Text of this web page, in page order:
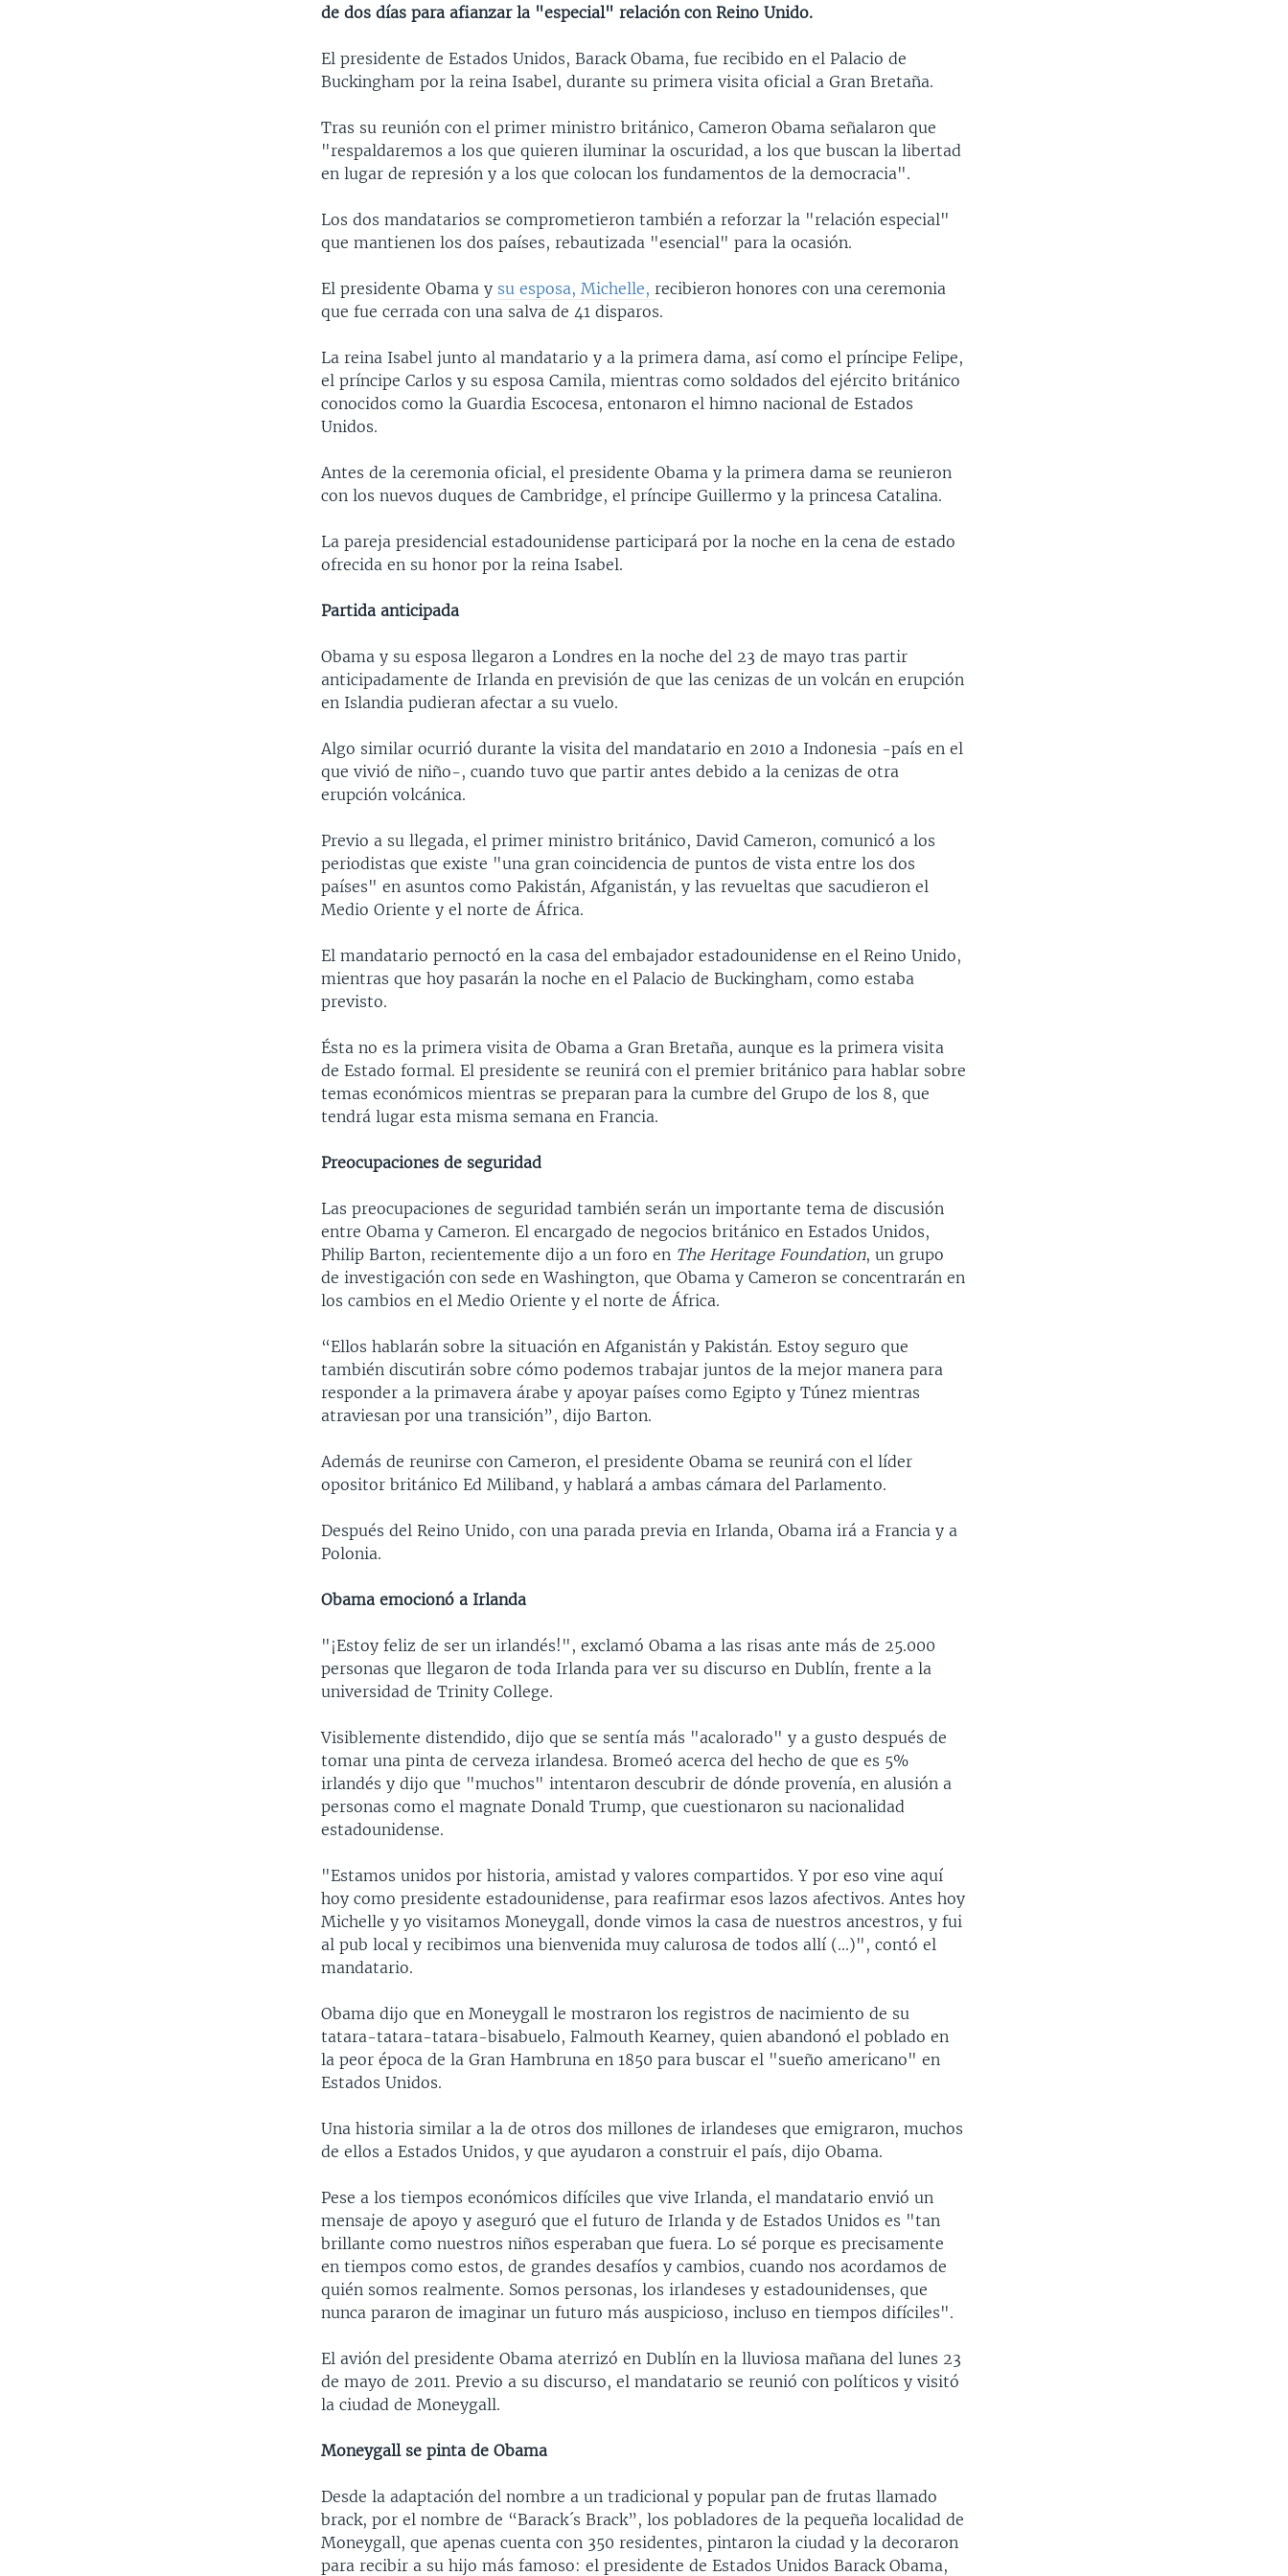
de dos días para afianzar la "especial" relación con Reino Unido.
El presidente de Estados Unidos, Barack Obama, fue recibido en el Palacio de
Buckingham por la reina Isabel, durante su primera visita oficial a Gran Bretaña.
Tras su reunión con el primer ministro británico, Cameron Obama señalaron que
"respaldaremos a los que quieren iluminar la oscuridad, a los que buscan la libertad
en lugar de represión y a los que colocan los fundamentos de la democracia".
Los dos mandatarios se comprometieron también a reforzar la "relación especial"
que mantienen los dos países, rebautizada "esencial" para la ocasión.
El presidente Obama y su esposa, Michelle,recibieron honores con una ceremonia
que fue cerrada con una salva de 41 disparos.
La reina Isabel junto al mandatario y a la primera dama, así como el príncipe Felipe,
el príncipe Carlos y su esposa Camila, mientras como soldados del ejército británico
conocidos como la Guardia Escocesa, entonaron el himno nacional de Estados
Unidos.
Antes de la ceremonia oficial, el presidente Obama y la primera dama se reunieron
con los nuevos duques de Cambridge, el príncipe Guillermo y la princesa Catalina.
La pareja presidencial estadounidense participará por la noche en la cena de estado
ofrecida en su honor por la reina Isabel.
Partida anticipada
Obama y su esposa llegaron a Londres en la noche del 23 de mayo tras partir
anticipadamente de Irlanda en previsión de que las cenizas de un volcán en erupción
en Islandia pudieran afectar a su vuelo.
Algo similar ocurrió durante la visita del mandatario en 2010 a Indonesia -país en el
que vivió de niño-, cuando tuvo que partir antes debido a la cenizas de otra
erupción volcánica.
Previo a su llegada, el primer ministro británico, David Cameron, comunicó a los
periodistas que existe "una gran coincidencia de puntos de vista entre los dos
países" en asuntos como Pakistán, Afganistán, y las revueltas que sacudieron el
Medio Oriente y el norte de África.
El mandatario pernoctó en la casa del embajador estadounidense en el Reino Unido,
mientras que hoy pasarán la noche en el Palacio de Buckingham, como estaba
previsto.
Ésta no es la primera visita de Obama a Gran Bretaña, aunque es la primera visita
de Estado formal. El presidente se reunirá con el premier británico para hablar sobre
temas económicos mientras se preparan para la cumbre del Grupo de los 8, que
tendrá lugar esta misma semana en Francia.
Preocupaciones de seguridad
Las preocupaciones de seguridad también serán un importante tema de discusión
entre Obama y Cameron. El encargado de negocios británico en Estados Unidos,
Philip Barton, recientemente dijo a un foro en The Heritage Foundation, un grupo
de investigación con sede en Washington, que Obama y Cameron se concentrarán en
los cambios en el Medio Oriente y el norte de África.
“Ellos hablarán sobre la situación en Afganistán y Pakistán. Estoy seguro que
también discutirán sobre cómo podemos trabajar juntos de la mejor manera para
responder a la primavera árabe y apoyar países como Egipto y Túnez mientras
atraviesan por una transición”, dijo Barton.
Además de reunirse con Cameron, el presidente Obama se reunirá con el líder
opositor británico Ed Miliband, y hablará a ambas cámara del Parlamento.
Después del Reino Unido, con una parada previa en Irlanda, Obama irá a Francia y a
Polonia.
Obama emocionó a Irlanda
"¡Estoy feliz de ser un irlandés!", exclamó Obama a las risas ante más de 25.000
personas que llegaron de toda Irlanda para ver su discurso en Dublín, frente a la
universidad de Trinity College.
Visiblemente distendido, dijo que se sentía más "acalorado" y a gusto después de
tomar una pinta de cerveza irlandesa. Bromeó acerca del hecho de que es 5%
irlandés y dijo que "muchos" intentaron descubrir de dónde provenía, en alusión a
personas como el magnate Donald Trump, que cuestionaron su nacionalidad
estadounidense.
"Estamos unidos por historia, amistad y valores compartidos. Y por eso vine aquí
hoy como presidente estadounidense, para reafirmar esos lazos afectivos. Antes hoy
Michelle y yo visitamos Moneygall, donde vimos la casa de nuestros ancestros, y fui
al pub local y recibimos una bienvenida muy calurosa de todos allí (...)", contó el
mandatario.
Obama dijo que en Moneygall le mostraron los registros de nacimiento de su
tatara-tatara-tatara-bisabuelo, Falmouth Kearney, quien abandonó el poblado en
la peor época de la Gran Hambruna en 1850 para buscar el "sueño americano" en
Estados Unidos.
Una historia similar a la de otros dos millones de irlandeses que emigraron, muchos
de ellos a Estados Unidos, y que ayudaron a construir el país, dijo Obama.
Pese a los tiempos económicos difíciles que vive Irlanda, el mandatario envió un
mensaje de apoyo y aseguró que el futuro de Irlanda y de Estados Unidos es "tan
brillante como nuestros niños esperaban que fuera. Lo sé porque es precisamente
en tiempos como estos, de grandes desafíos y cambios, cuando nos acordamos de
quién somos realmente. Somos personas, los irlandeses y estadounidenses, que
nunca pararon de imaginar un futuro más auspicioso, incluso en tiempos difíciles".
El avión del presidente Obama aterrizó en Dublín en la lluviosa mañana del lunes 23
de mayo de 2011. Previo a su discurso, el mandatario se reunió con políticos y visitó
la ciudad de Moneygall.
Moneygall se pinta de Obama
Desde la adaptación del nombre a un tradicional y popular pan de frutas llamado
brack, por el nombre de “Barack´s Brack”, los pobladores de la pequeña localidad de
Moneygall, que apenas cuenta con 350 residentes, pintaron la ciudad y la decoraron
para recibir a su hijo más famoso: el presidente de Estados Unidos Barack Obama,